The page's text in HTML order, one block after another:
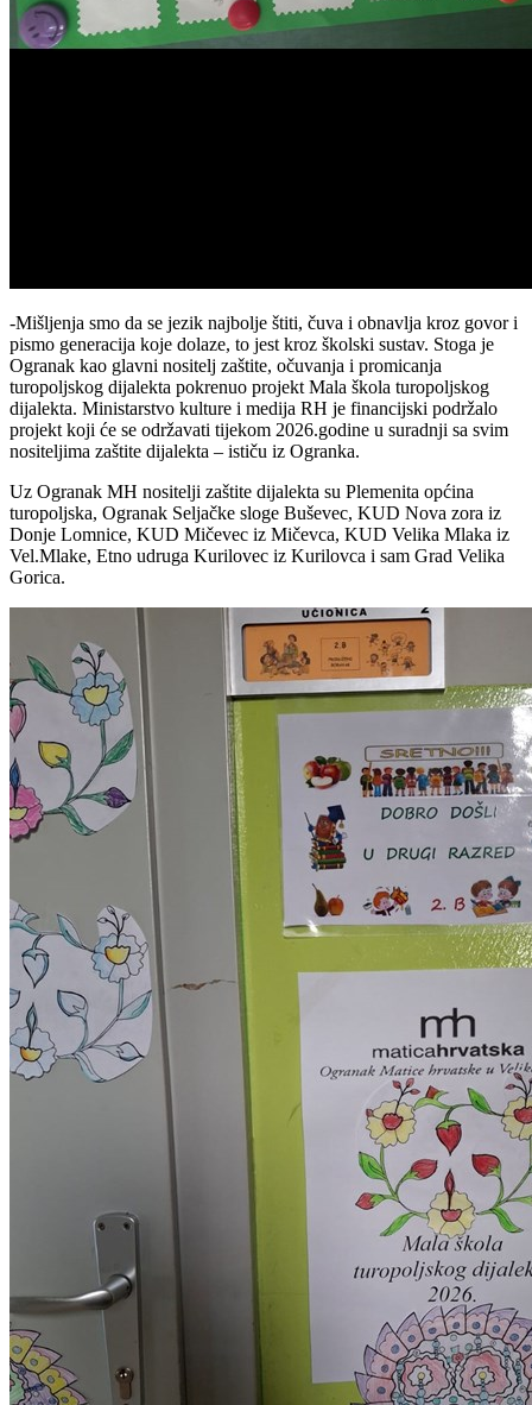
-Mišljenja smo da se jezik najbolje štiti, čuva i obnavlja kroz govor i
pismo generacija koje dolaze, to jest kroz školski sustav. Stoga je
Ogranak kao glavni nositelj zaštite, očuvanja i promicanja
turopoljskog dijalekta pokrenuo projekt Mala škola turopoljskog
dijalekta. Ministarstvo kulture i medija RH je financijski podržalo
projekt koji će se održavati tijekom 2026.godine u suradnji sa svim
nositeljima zaštite dijalekta – ističu iz Ogranka.
Uz Ogranak MH nositelji zaštite dijalekta su Plemenita općina
turopoljska, Ogranak Seljačke sloge Buševec, KUD Nova zora iz
Donje Lomnice, KUD Mičevec iz Mičevca, KUD Velika Mlaka iz
Vel.Mlake, Etno udruga Kurilovec iz Kurilovca i sam Grad Velika
Gorica.